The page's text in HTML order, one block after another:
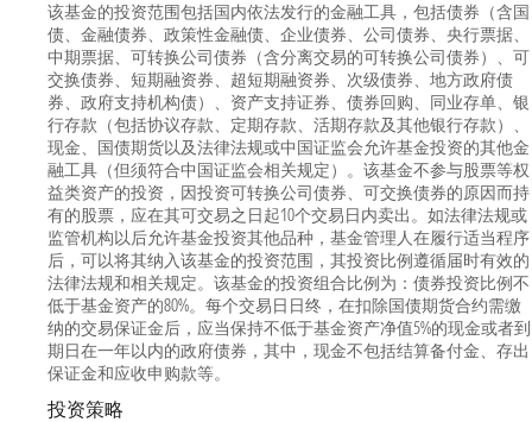
该基金的投资范围包括国内依法发行的金融工具，包括债券（含国
债、金融债券、政策性金融债、企业债券、公司债券、央行票据、
中期票据、可转换公司债券（含分离交易的可转换公司债券）、可
交换债券、短期融资券、超短期融资券、次级债券、地方政府债
券、政府支持机构债）、资产支持证券、债券回购、同业存单、银
行存款（包括协议存款、定期存款、活期存款及其他银行存款）、
现金、国债期货以及法律法规或中国证监会允许基金投资的其他金
融工具（但须符合中国证监会相关规定）。该基金不参与股票等权
益类资产的投资，因投资可转换公司债券、可交换债券的原因而持
有的股票，应在其可交易之日起10个交易日内卖出。如法律法规或
监管机构以后允许基金投资其他品种，基金管理人在履行适当程序
后，可以将其纳入该基金的投资范围，其投资比例遵循届时有效的
法律法规和相关规定。该基金的投资组合比例为：债券投资比例不
低于基金资产的80%。每个交易日日终，在扣除国债期货合约需缴
纳的交易保证金后，应当保持不低于基金资产净值5%的现金或者到
期日在一年以内的政府债券，其中，现金不包括结算备付金、存出
保证金和应收申购款等。
投资策略